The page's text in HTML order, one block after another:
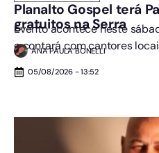
Planalto Gospel terá
gratuitos na Serra
Evento acontece neste
e contará com cantores
ANA PAULA BONELLI
05/08/2026 - 13:52